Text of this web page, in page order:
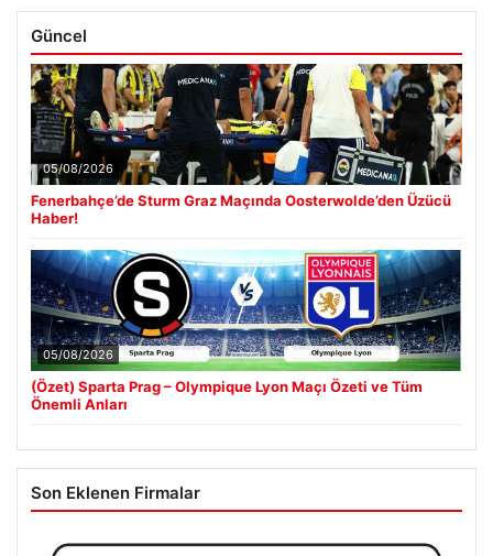
Güncel
05/08/2026
Fenerbahçe’de Sturm Graz Maçında Oosterwolde’den Üzücü
Haber!
05/08/2026
(Özet) Sparta Prag – Olympique Lyon Maçı Özeti ve Tüm
Önemli Anları
Son Eklenen Firmalar